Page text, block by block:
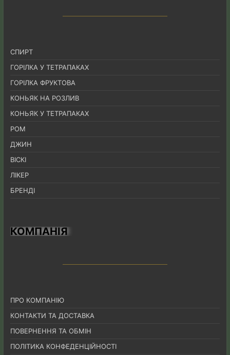
СПИРТ
ГОРІЛКА У ТЕТРАПАКАХ
ГОРІЛКА ФРУКТОВА
КОНЬЯК НА РОЗЛИВ
КОНЬЯК У ТЕТРАПАКАХ
РОМ
ДЖИН
ВІСКІ
ЛІКЕР
БРЕНДІ
КОМПАНІЯ
ПРО КОМПАНІЮ
КОНТАКТИ ТА ДОСТАВКА
ПОВЕРНЕННЯ ТА ОБМІН
ПОЛІТИКА КОНФЕДЕНЦІЙНОСТІ